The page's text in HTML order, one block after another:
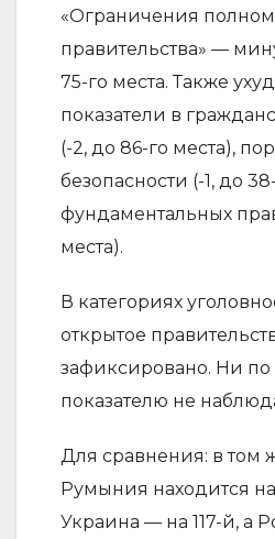
«Ограничения
правительства» —
75-го места. Также
показатели в
(-2, до 86-го места),
безопасности (-1, до
фундаментальных
места).
В категориях
открытое
зафиксировано. Ни
показателю не
Для сравнения: в том
Румыния находится
Украина — на 117-й, а